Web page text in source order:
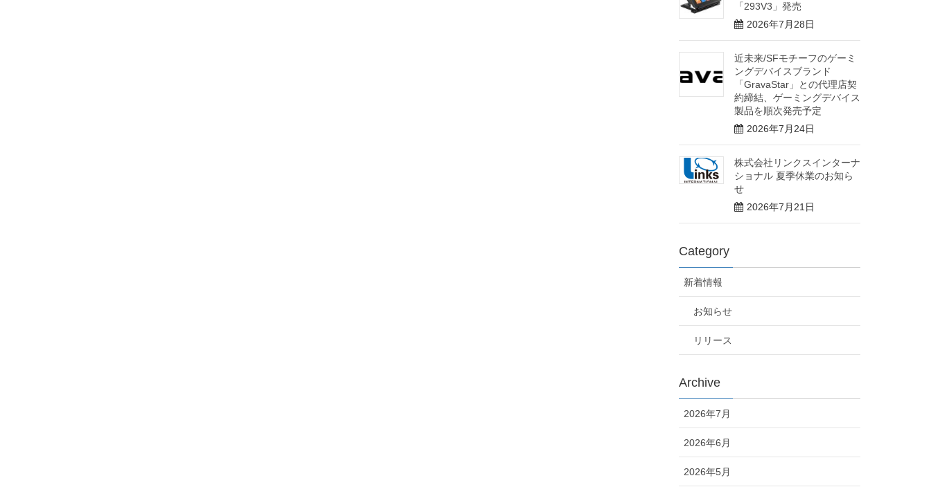
「293V3」発売
2026年7月28日
近未来/SFモチーフのゲーミ
ングデバイスブランド
「GravaStar」との代理店契
約締結、ゲーミングデバイス
製品を順次発売予定
2026年7月24日
株式会社リンクスインターナ
ショナル 夏季休業のお知ら
せ
2026年7月21日
Category
新着情報
お知らせ
リリース
Archive
2026年7月
2026年6月
2026年5月